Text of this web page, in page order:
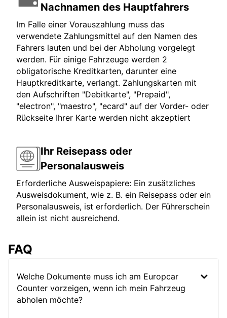
Nachnamen des Hauptfahrers
Im Falle einer Vorauszahlung muss das
verwendete Zahlungsmittel auf den Namen des
Fahrers lauten und bei der Abholung vorgelegt
werden. Für einige Fahrzeuge werden 2
obligatorische Kreditkarten, darunter eine
Hauptkreditkarte, verlangt. Zahlungskarten mit
den Aufschriften "Debitkarte", "Prepaid",
"electron", "maestro", "ecard" auf der Vorder- oder
Rückseite Ihrer Karte werden nicht akzeptiert
Ihr Reisepass oder
Personalausweis
Erforderliche Ausweispapiere: Ein zusätzliches
Ausweisdokument, wie z. B. ein Reisepass oder ein
Personalausweis, ist erforderlich. Der Führerschein
allein ist nicht ausreichend.
FAQ
Welche Dokumente muss ich am Europcar
Counter vorzeigen, wenn ich mein Fahrzeug
abholen möchte?